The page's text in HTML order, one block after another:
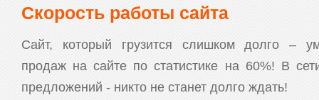
Скорость работы сайта
Сайт, который грузится слишком долго –
продаж на сайте по статистике на 60%! В
предложений - никто не станет долго ждать!